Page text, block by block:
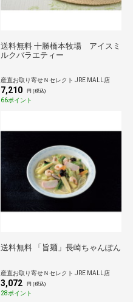
送料無料 十勝橋本牧場 アイスミ
ルクバラエティー
産直お取り寄せＮセレクト JRE MALL店
7,210 円 (税込)
66ポイント
送料無料 「旨麺」長崎ちゃんぽん
産直お取り寄せＮセレクト JRE MALL店
3,072 円 (税込)
28ポイント